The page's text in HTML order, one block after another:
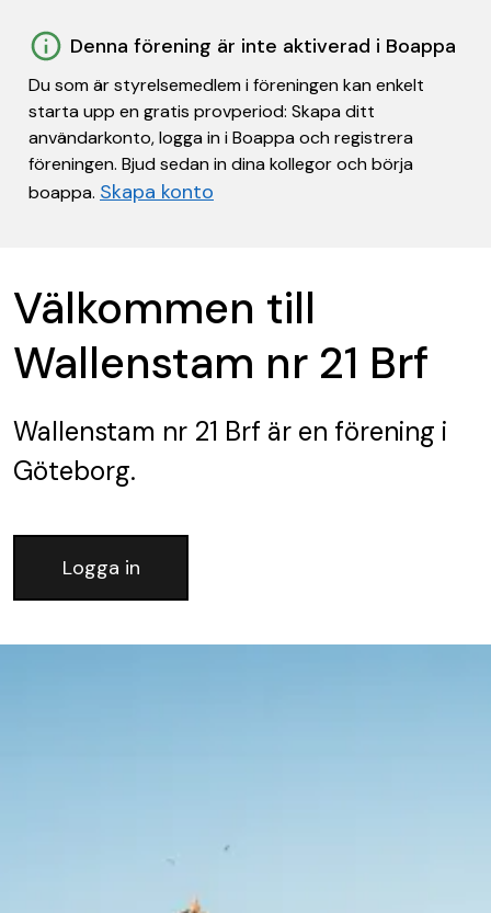
Denna förening är inte aktiverad i Boappa
Du som är styrelsemedlem i föreningen kan enkelt
starta upp en gratis provperiod: Skapa ditt
användarkonto, logga in i Boappa och registrera
föreningen. Bjud sedan in dina kollegor och börja
boappa. Skapa konto
Välkommen till
Wallenstam nr 21 Brf
Wallenstam nr 21 Brf är en förening i
Göteborg.
Logga in